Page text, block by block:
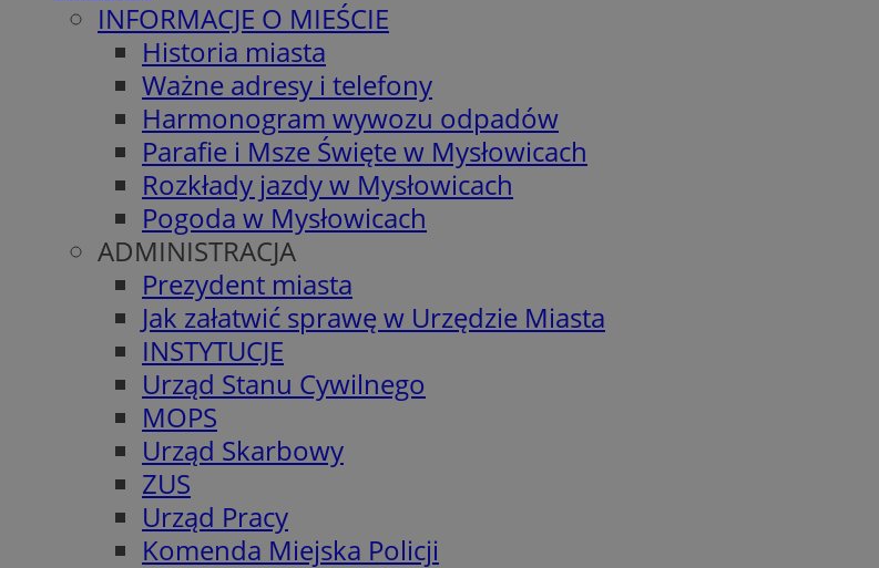
INFORMACJE O MIEŚCIE
Historia miasta
Ważne adresy i telefony
Harmonogram wywozu odpadów
Parafie i Msze Święte w Mysłowicach
Rozkłady jazdy w Mysłowicach
Pogoda w Mysłowicach
ADMINISTRACJA
Prezydent miasta
Jak załatwić sprawę w Urzędzie Miasta
INSTYTUCJE
Urząd Stanu Cywilnego
MOPS
Urząd Skarbowy
ZUS
Urząd Pracy
Komenda Miejska Policji